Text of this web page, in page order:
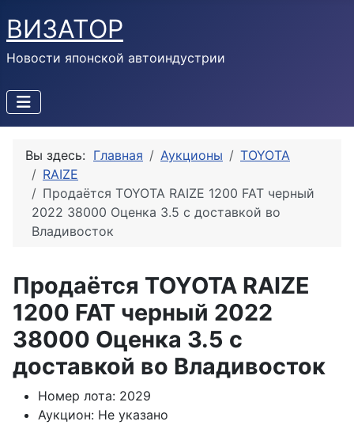
ВИЗАТОР
Новости японской автоиндустрии
Вы здесь: Главная Аукционы
TOYOTA
RAIZE
Продаётся TOYOTA RAIZE 1200 FAT черный
2022 38000 Оценка 3.5 с доставкой во
Владивосток
Продаётся TOYOTA RAIZE
1200 FAT черный 2022
38000 Оценка 3.5 с
доставкой во Владивосток
Номер лота: 2029
Аукцион: Не указано